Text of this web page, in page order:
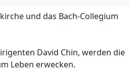
und das Bach-Collegium
David Chin, werden die
Leben erwecken.